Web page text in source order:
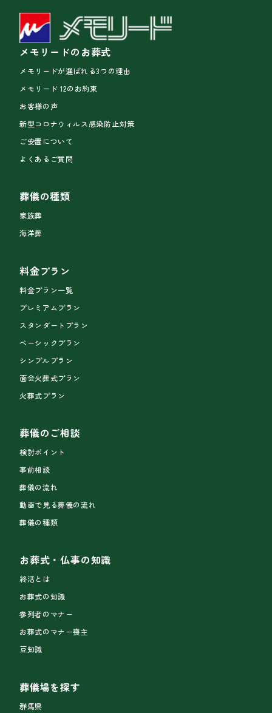
メモリードのお葬式
メモリードが選ばれる3つの理由
メモリード 12のお約束
お客様の声
新型コロナウィルス感染防止対策
ご安置について
よくあるご質問
葬儀の種類
家族葬
海洋葬
料金プラン
料金プラン一覧
プレミアムプラン
スタンダートプラン
ベーシックプラン
シンプルプラン
面会火葬式プラン
火葬式プラン
葬儀のご相談
検討ポイント
事前相談
葬儀の流れ
動画で見る葬儀の流れ
葬儀の種類
お葬式・仏事の知識
終活とは
お葬式の知識
参列者のマナー
お葬式のマナー喪主
豆知識
葬儀場を探す
群馬県